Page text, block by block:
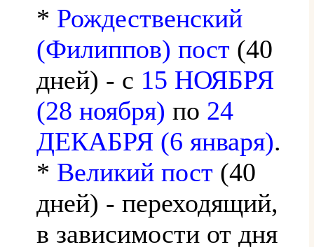
* Рождественский
(Филиппов) пост (40
дней) - с 15 НОЯБРЯ
(28 ноября) по 24
ДЕКАБРЯ (6 января).
* Великий пост (40
дней) - переходящий,
в зависимости от дня